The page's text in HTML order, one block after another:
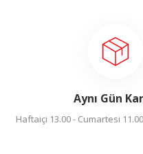
Aynı Gün
Haftaiçi 13.00 - Cumartesi